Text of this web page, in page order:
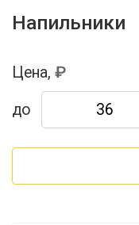
Напильники
Цена,
до